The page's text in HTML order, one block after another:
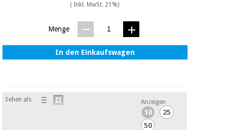
Chirurgische
spiele
( Inkl. MwSt. 21%)
Menge
In den Einkaufswagen
Sehen als Anzeigen
10
25
50